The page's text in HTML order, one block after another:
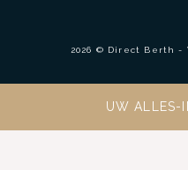
2026 © Direct Berth -
UW ALLES-